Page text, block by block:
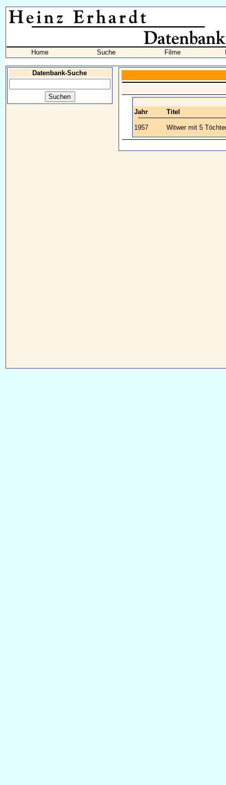
Home Suche Filme
Datenbank-Suche
Jahr Titel
1957 Witwer mit 5